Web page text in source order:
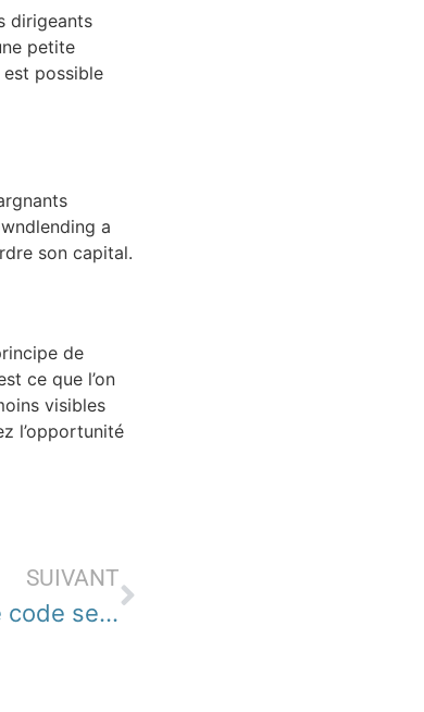
dirigeants
petite
est possible
a
son capital.
de
ce que l’on
visibles
l’opportunité
SUIVANT
Comment changer le code client et le code secret particuliers Société Générale ?